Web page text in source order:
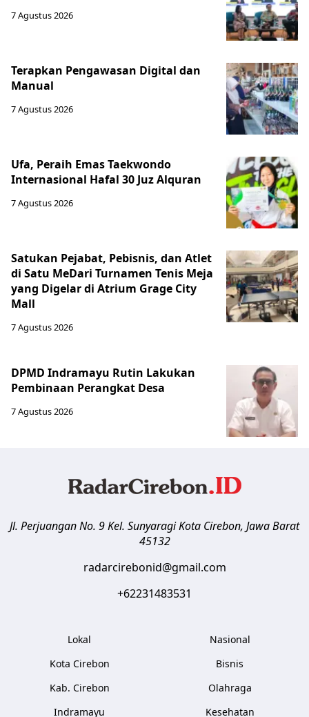
7 Agustus 2026
Terapkan Pengawasan Digital dan
Manual
7 Agustus 2026
Ufa, Peraih Emas Taekwondo
Internasional Hafal 30 Juz Alquran
7 Agustus 2026
Satukan Pejabat, Pebisnis, dan Atlet
di Satu MeDari Turnamen Tenis Meja
yang Digelar di Atrium Grage City
Mall
7 Agustus 2026
DPMD Indramayu Rutin Lakukan
Pembinaan Perangkat Desa
7 Agustus 2026
Jl. Perjuangan No. 9 Kel. SunyaragiKota Cirebon, Jawa Barat
45132
radarcirebonid@gmail.com
+62231483531
Lokal
Kota Cirebon
Kab. Cirebon
Indramayu
Nasional
Bisnis
Olahraga
Kesehatan